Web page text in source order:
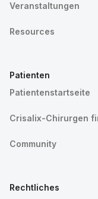
Veranstaltungen
Resources
Patienten
Patientenstartseite
Crisalix-Chirurgen
Community
Rechtliches